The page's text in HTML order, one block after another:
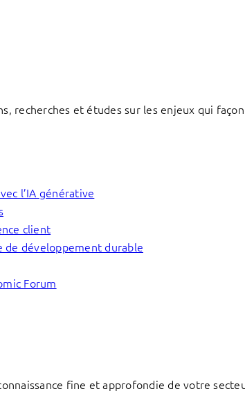
recherches et études sur les enjeux qui
l’IA générative
client
de développement durable
Forum
fine et approfondie de votre